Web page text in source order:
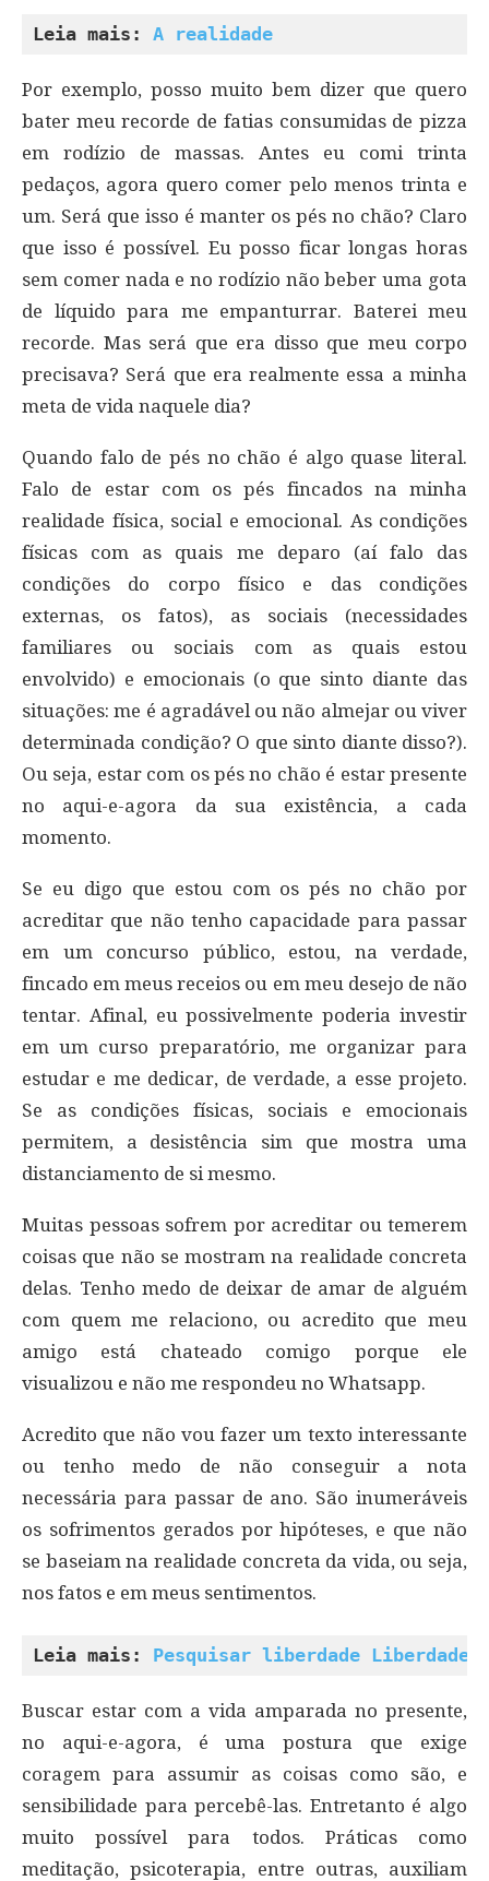
Leia mais: A realidade
Por exemplo, posso muito bem dizer que quero
bater meu recorde de fatias consumidas de pizza
em rodízio de massas. Antes eu comi trinta
pedaços, agora quero comer pelo menos trinta e
um. Será que isso é manter os pés no chão? Claro
que isso é possível. Eu posso ficar longas horas
sem comer nada e no rodízio não beber uma gota
de líquido para me empanturrar. Baterei meu
recorde. Mas será que era disso que meu corpo
precisava? Será que era realmente essa a minha
meta de vida naquele dia?
Quando falo de pés no chão é algo quase literal.
Falo de estar com os pés fincados na minha
realidade física, social e emocional. As condições
físicas com as quais me deparo (aí falo das
condições do corpo físico e das condições
externas, os fatos), as sociais (necessidades
familiares ou sociais com as quais estou
envolvido) e emocionais (o que sinto diante das
situações: me é agradável ou não almejar ou viver
determinada condição? O que sinto diante disso?).
Ou seja, estar com os pés no chão é estar presente
no aqui-e-agora da sua existência, a cada
momento.
Se eu digo que estou com os pés no chão por
acreditar que não tenho capacidade para passar
em um concurso público, estou, na verdade,
fincado em meus receios ou em meu desejo de não
tentar. Afinal, eu possivelmente poderia investir
em um curso preparatório, me organizar para
estudar e me dedicar, de verdade, a esse projeto.
Se as condições físicas, sociais e emocionais
permitem, a desistência sim que mostra uma
distanciamento de si mesmo.
Muitas pessoas sofrem por acreditar ou temerem
coisas que não se mostram na realidade concreta
delas. Tenho medo de deixar de amar de alguém
com quem me relaciono, ou acredito que meu
amigo está chateado comigo porque ele
visualizou e não me respondeu no Whatsapp.
Acredito que não vou fazer um texto interessante
ou tenho medo de não conseguir a nota
necessária para passar de ano. São inumeráveis
os sofrimentos gerados por hipóteses, e que não
se baseiam na realidade concreta da vida, ou seja,
nos fatos e em meus sentimentos.
Leia mais: Pesquisar liberdade Liberdade
Buscar estar com a vida amparada no presente,
no aqui-e-agora, é uma postura que exige
coragem para assumir as coisas como são, e
sensibilidade para percebê-las. Entretanto é algo
muito possível para todos. Práticas como
meditação, psicoterapia, entre outras, auxiliam